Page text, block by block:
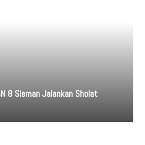
8 Sleman Jalankan Sholat